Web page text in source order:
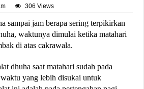
306 Views
sampai jam berapa sering terpikirkan
waktunya dimulai ketika matahari
di atas cakrawala.
dhuha saat matahari sudah pada
yang lebih disukai untuk